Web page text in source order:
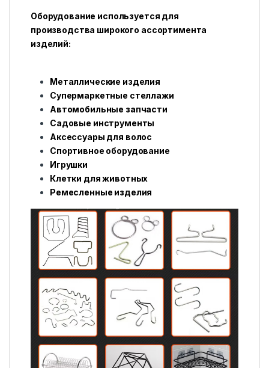
Оборудование используется для
производства широкого ассортимента
изделий:
Металлические изделия
Супермаркетные стеллажи
Автомобильные запчасти
Садовые инструменты
Аксессуары для волос
Спортивное оборудование
Игрушки
Клетки для животных
Ремесленные изделия